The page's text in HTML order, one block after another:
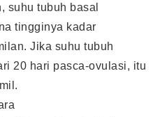
suhu tubuh basal
tingginya kadar
Jika suhu tubuh
20 hari pasca-ovulasi, itu